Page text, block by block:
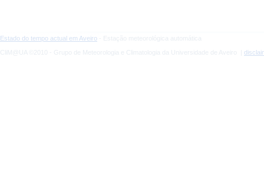
Estado do tempo actual em Aveiro - Estação meteorológica automática
CliM@UA ©2010 - Grupo de Meteorologia e Climatologia da Universidade de Aveiro |